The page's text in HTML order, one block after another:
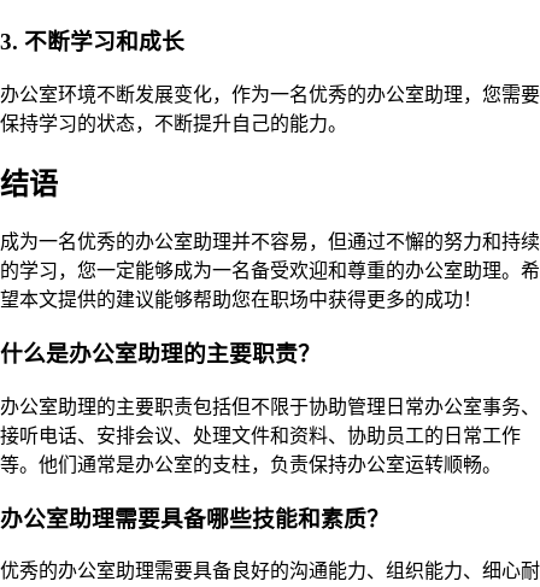
3. 不断学习和成长
办公室环境不断发展变化，作为一名优秀的办公室助理，您需要
保持学习的状态，不断提升自己的能力。
结语
成为一名优秀的办公室助理并不容易，但通过不懈的努力和持续
的学习，您一定能够成为一名备受欢迎和尊重的办公室助理。希
望本文提供的建议能够帮助您在职场中获得更多的成功！
什么是办公室助理的主要职责？
办公室助理的主要职责包括但不限于协助管理日常办公室事务、
接听电话、安排会议、处理文件和资料、协助员工的日常工作
等。他们通常是办公室的支柱，负责保持办公室运转顺畅。
办公室助理需要具备哪些技能和素质？
优秀的办公室助理需要具备良好的沟通能力、组织能力、细心耐